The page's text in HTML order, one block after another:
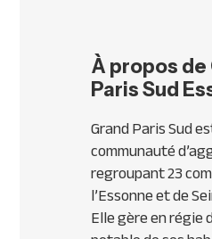
À propos de
Paris Sud
Grand Paris Sud
communauté
regroupant 23
l’Essonne et de
Elle gère en régie